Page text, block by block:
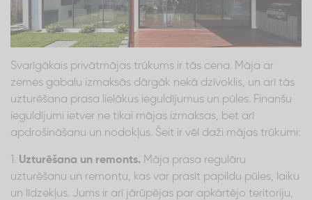
Svarīgākais privātmājas trūkums ir tās cena. Māja ar
zemes gabalu izmaksās dārgāk nekā dzīvoklis, un arī tās
uzturēšana prasa lielākus ieguldījumus un pūles. Finanšu
ieguldījumi ietver ne tikai mājas izmaksas, bet arī
apdrošināšanu un nodokļus. Šeit ir vēl daži mājas trūkumi:
1. Uzturēšana un remonts. Māja prasa regulāru
uzturēšanu un remontu, kas var prasīt papildu pūles, laiku
un līdzekļus. Jums ir arī jārūpējas par apkārtējo teritoriju,